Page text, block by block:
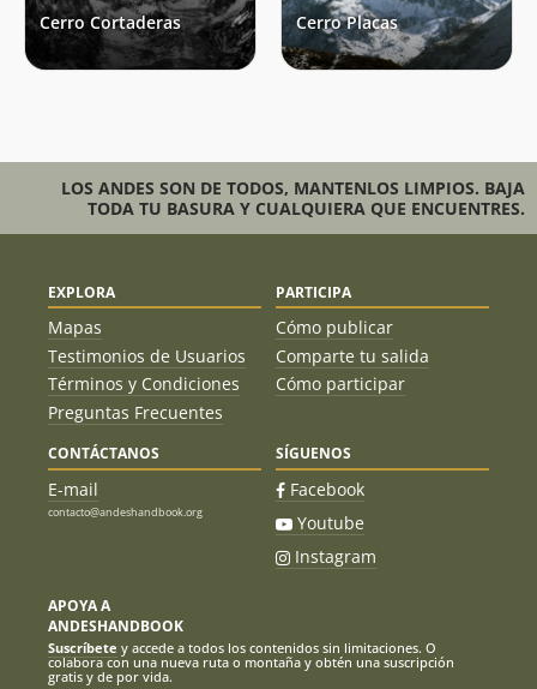
Cerro Cortaderas Cerro Placas
LOS ANDES SON DE TODOS, MANTENLOS LIMPIOS. BAJA
TODA TU BASURA Y CUALQUIERA QUE ENCUENTRES.
EXPLORA
Mapas
Testimonios de Usuarios
Términos y Condiciones
Preguntas Frecuentes
PARTICIPA
Cómo publicar
Comparte tu salida
Cómo participar
CONTÁCTANOS
E-mail
contacto@andeshandbook.org
SÍGUENOS
Facebook
Youtube
Instagram
APOYA A
ANDESHANDBOOK
Suscríbete y accede a todos los contenidos sin limitaciones. O
colabora con una nueva ruta o montaña y obtén una suscripción
gratis y de por vida.